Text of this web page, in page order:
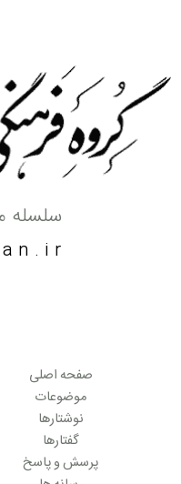
سلسله
صفحه اصلی
موضوعات
نوشتارها
گفتارها
پرسش و پاسخ